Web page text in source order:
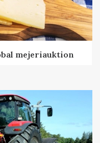
mejeriauktion